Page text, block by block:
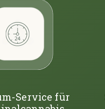
Service für